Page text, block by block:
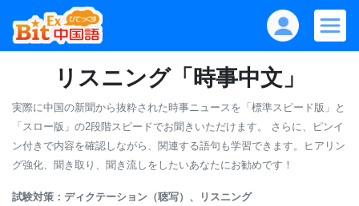
リスニング「時事中文」
実際に中国の新聞から抜粋された時事ニュースを「標準スピード版」と
「スロー版」の2段階スピードでお聞きいただけます。
さらに、ピンイ
ン付きで内容を確認しながら、関連する語句も学習できます。ヒアリン
グ強化、聞き取り、聞き流しをしたいあなたにお勧めです！
試験対策：ディクテーション（聴写）、リスニング